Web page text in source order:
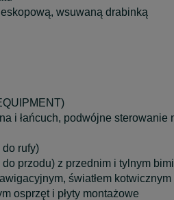
wsuwaną drabinką
i łańcuch, podwójne sterowanie
do rufy)
przodu) z przednim i tylnym
światłem
osprzęt i płyty montażowe